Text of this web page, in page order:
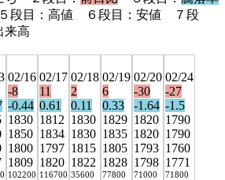
段目：高値 ６段目：安値 ７段
来高
02/16
-8
-0.44
1830
1850
1800
1809
102200
02/17
11
0.61
1812
1834
1797
1820
116700
02/18
2
0.11
1830
1830
1815
1822
35600
02/19
6
0.33
1829
1835
1805
1828
77800
02/20
-30
-1.64
1820
1820
1793
1798
71000
02/24
-27
-1.5
1790
1790
1760
1771
71800